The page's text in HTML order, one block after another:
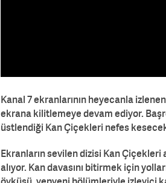
Kanal 7 ekranlarının heyecanla
ekrana kilitlemeye devam ediyor.
üstlendiği Kan Çiçekleri nefes
Ekranların sevilen dizisi Kan
alıyor. Kan davasını bitirmek için